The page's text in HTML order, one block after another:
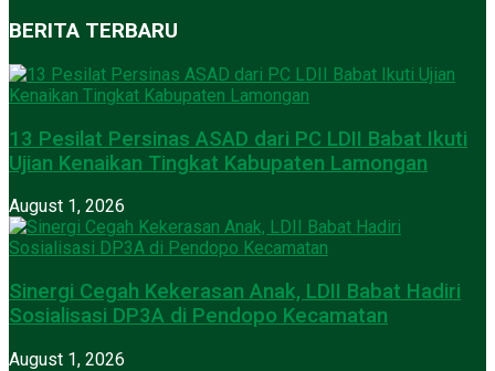
BERITA TERBARU
13 Pesilat Persinas ASAD dari PC LDII Babat Ikuti
Ujian Kenaikan Tingkat Kabupaten Lamongan
August 1, 2026
Sinergi Cegah Kekerasan Anak, LDII Babat Hadiri
Sosialisasi DP3A di Pendopo Kecamatan
August 1, 2026